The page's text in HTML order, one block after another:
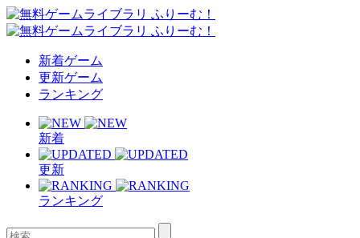
新着ゲーム
更新ゲーム
ランキング
新着
更新
ランキング